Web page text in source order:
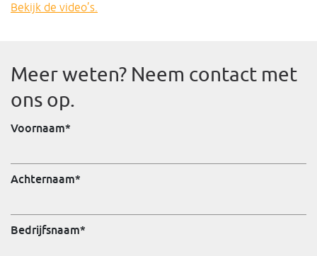
Bekijk de video’s.
Meer weten? Neem contact met
ons op.
Voornaam*
Achternaam*
Bedrijfsnaam*